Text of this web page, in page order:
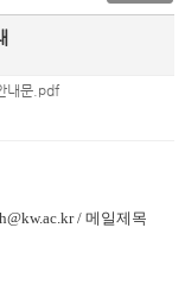
내문.pdf
/ 메일제목